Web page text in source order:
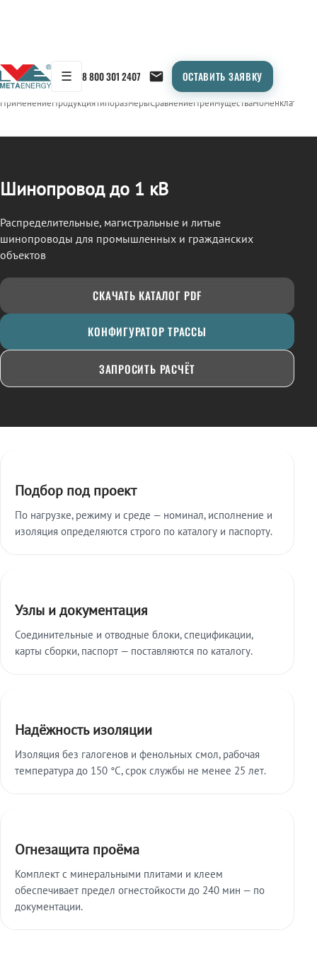
☰ 8 800 301 2407 ОСТАВИТЬ ЗАЯВКУ
← Продукция/ШИНОПРОВОД
ПрименениеПродукцияТипоразмерыСравнениеПреимуществаНоменклатура
Шинопровод до 1 кВ
Распределительные, магистральные и литые
шинопроводы для промышленных и гражданских
объектов
СКАЧАТЬ КАТАЛОГ PDF
КОНФИГУРАТОР ТРАССЫ
ЗАПРОСИТЬ РАСЧЁТ
Подбор под проект
По нагрузке, режиму и среде — номинал, исполнение и
изоляция определяются строго по каталогу и паспорту.
Узлы и документация
Соединительные и отводные блоки, спецификации,
карты сборки, паспорт — поставляются по каталогу.
Надёжность изоляции
Изоляция без галогенов и фенольных смол, рабочая
температура до 150 °C, срок службы не менее 25 лет.
Огнезащита проёма
Комплект с минеральными плитами и клеем
обеспечивает предел огнестойкости до 240 мин — по
документации.